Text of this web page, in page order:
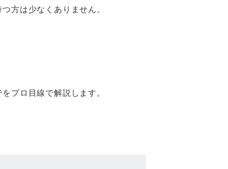
方は少なくありません。
プロ目線で解説します。